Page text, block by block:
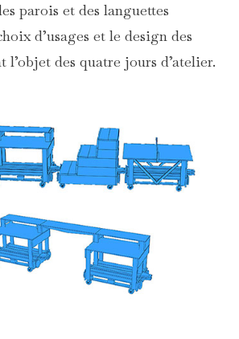
parois et des languettes
d’usages et le design des
l’objet des quatre jours d’atelier.